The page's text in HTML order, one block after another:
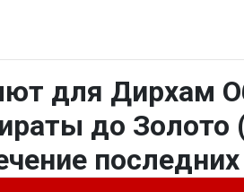
для Дирхам
до Золото